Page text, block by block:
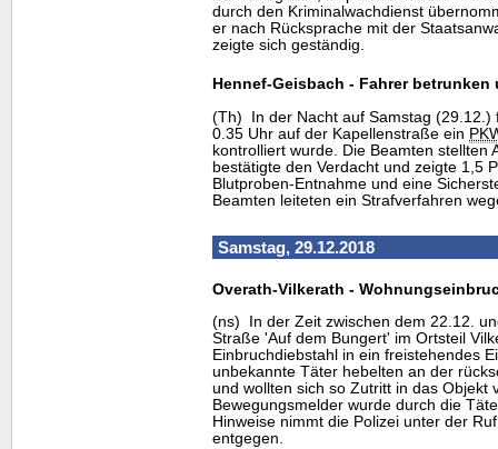
durch den Kriminalwachdienst
er nach Rücksprache mit der
zeigte sich geständig.
Hennef-Geisbach - Fahrer betrunken
(Th) In der Nacht auf Samstag (29.12.)
0.35 Uhr auf der Kapellenstraße ein
kontrolliert wurde. Die Beamten stellten
bestätigte den Verdacht und zeigte 1,5
Blutproben-Entnahme und eine
Beamten leiteten ein Strafverfahren
Samstag, 29.12.2018
Overath-Vilkerath -
(ns) In der Zeit zwischen dem 22.12.
Straße 'Auf dem Bungert' im Ortsteil
Einbruchdiebstahl in ein freistehendes
unbekannte Täter hebelten an der
und wollten sich so Zutritt in das Objekt
Bewegungsmelder wurde durch die
Hinweise nimmt die Polizei unter der
entgegen.